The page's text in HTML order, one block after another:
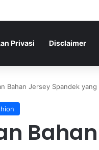
Mulai Sering Dipilih
Privasi Disclaimer
Bahan Jersey Spandek